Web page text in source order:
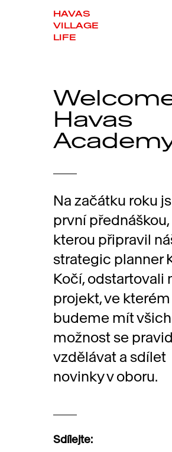
HAVAS
VILLAGE
LIFE
Havas
Na začátku roku
první přednáškou,
kterou připravil
strategic planner
Kočí, odstartovali
projekt, ve kterém
budeme mít
možnost se
vzdělávat a sdílet
novinky v oboru.
Sdílejte: